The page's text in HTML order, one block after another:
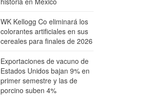
WK Kellogg Co eliminará los
colorantes artificiales en sus
cereales para finales de 2026
Exportaciones de vacuno de
Estados Unidos bajan 9% en
primer semestre y las de
porcino suben 4%